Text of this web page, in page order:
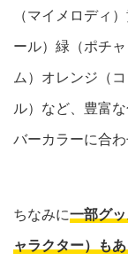
（マイメロディ
ール）緑（ポチ
ム）オレンジ（
ル）など、豊富
バーカラーに合
ちなみに一部グ
ャラクター）も